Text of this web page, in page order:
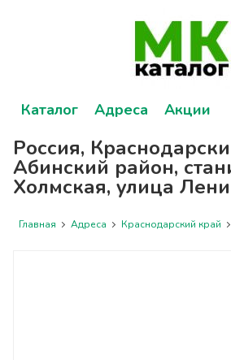
Каталог Адреса Акции
Россия,
Абинский район,
Холмская, улица
Главная Адреса Краснодарский край